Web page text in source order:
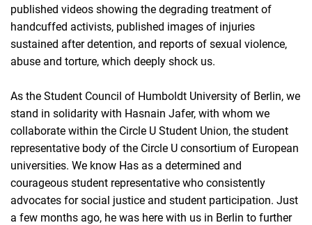
published videos showing the degrading treatment of
handcuffed activists, published images of injuries
sustained after detention, and reports of sexual violence,
abuse and torture, which deeply shock us.
As the Student Council of Humboldt University of Berlin, we
stand in solidarity with Hasnain Jafer, with whom we
collaborate within the Circle U Student Union, the student
representative body of the Circle U consortium of European
universities. We know Has as a determined and
courageous student representative who consistently
advocates for social justice and student participation. Just
a few months ago, he was here with us in Berlin to further